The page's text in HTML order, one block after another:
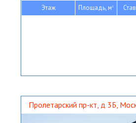
Этаж Площадь, м2
Пролетарский пр-кт, д 3Б,